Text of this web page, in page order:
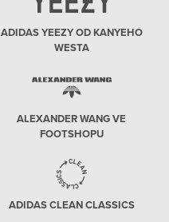
ADIDAS YEEZY OD KANYEHO
WESTA
ALEXANDER WANG VE
FOOTSHOPU
ADIDAS CLEAN CLASSICS